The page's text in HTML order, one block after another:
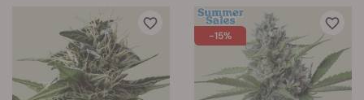
-15%